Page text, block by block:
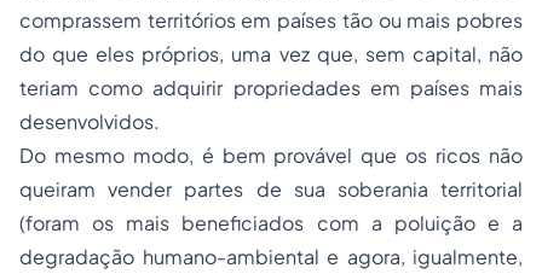
comprassem territórios em países tão ou mais pobres
do que eles próprios, uma vez que, sem capital, não
teriam como adquirir propriedades em países mais
desenvolvidos.
Do mesmo modo, é bem provável que os ricos não
queiram vender partes de sua soberania territorial
(foram os mais beneficiados com a poluição e a
degradação humano-ambiental e agora, igualmente,